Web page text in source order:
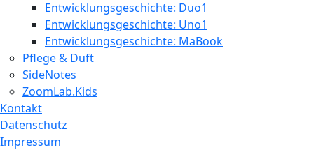
Entwicklungsgeschichte: Duo1
Entwicklungsgeschichte: Uno1
Entwicklungsgeschichte: MaBook
Pflege & Duft
SideNotes
ZoomLab.Kids
Kontakt
Datenschutz
Impressum